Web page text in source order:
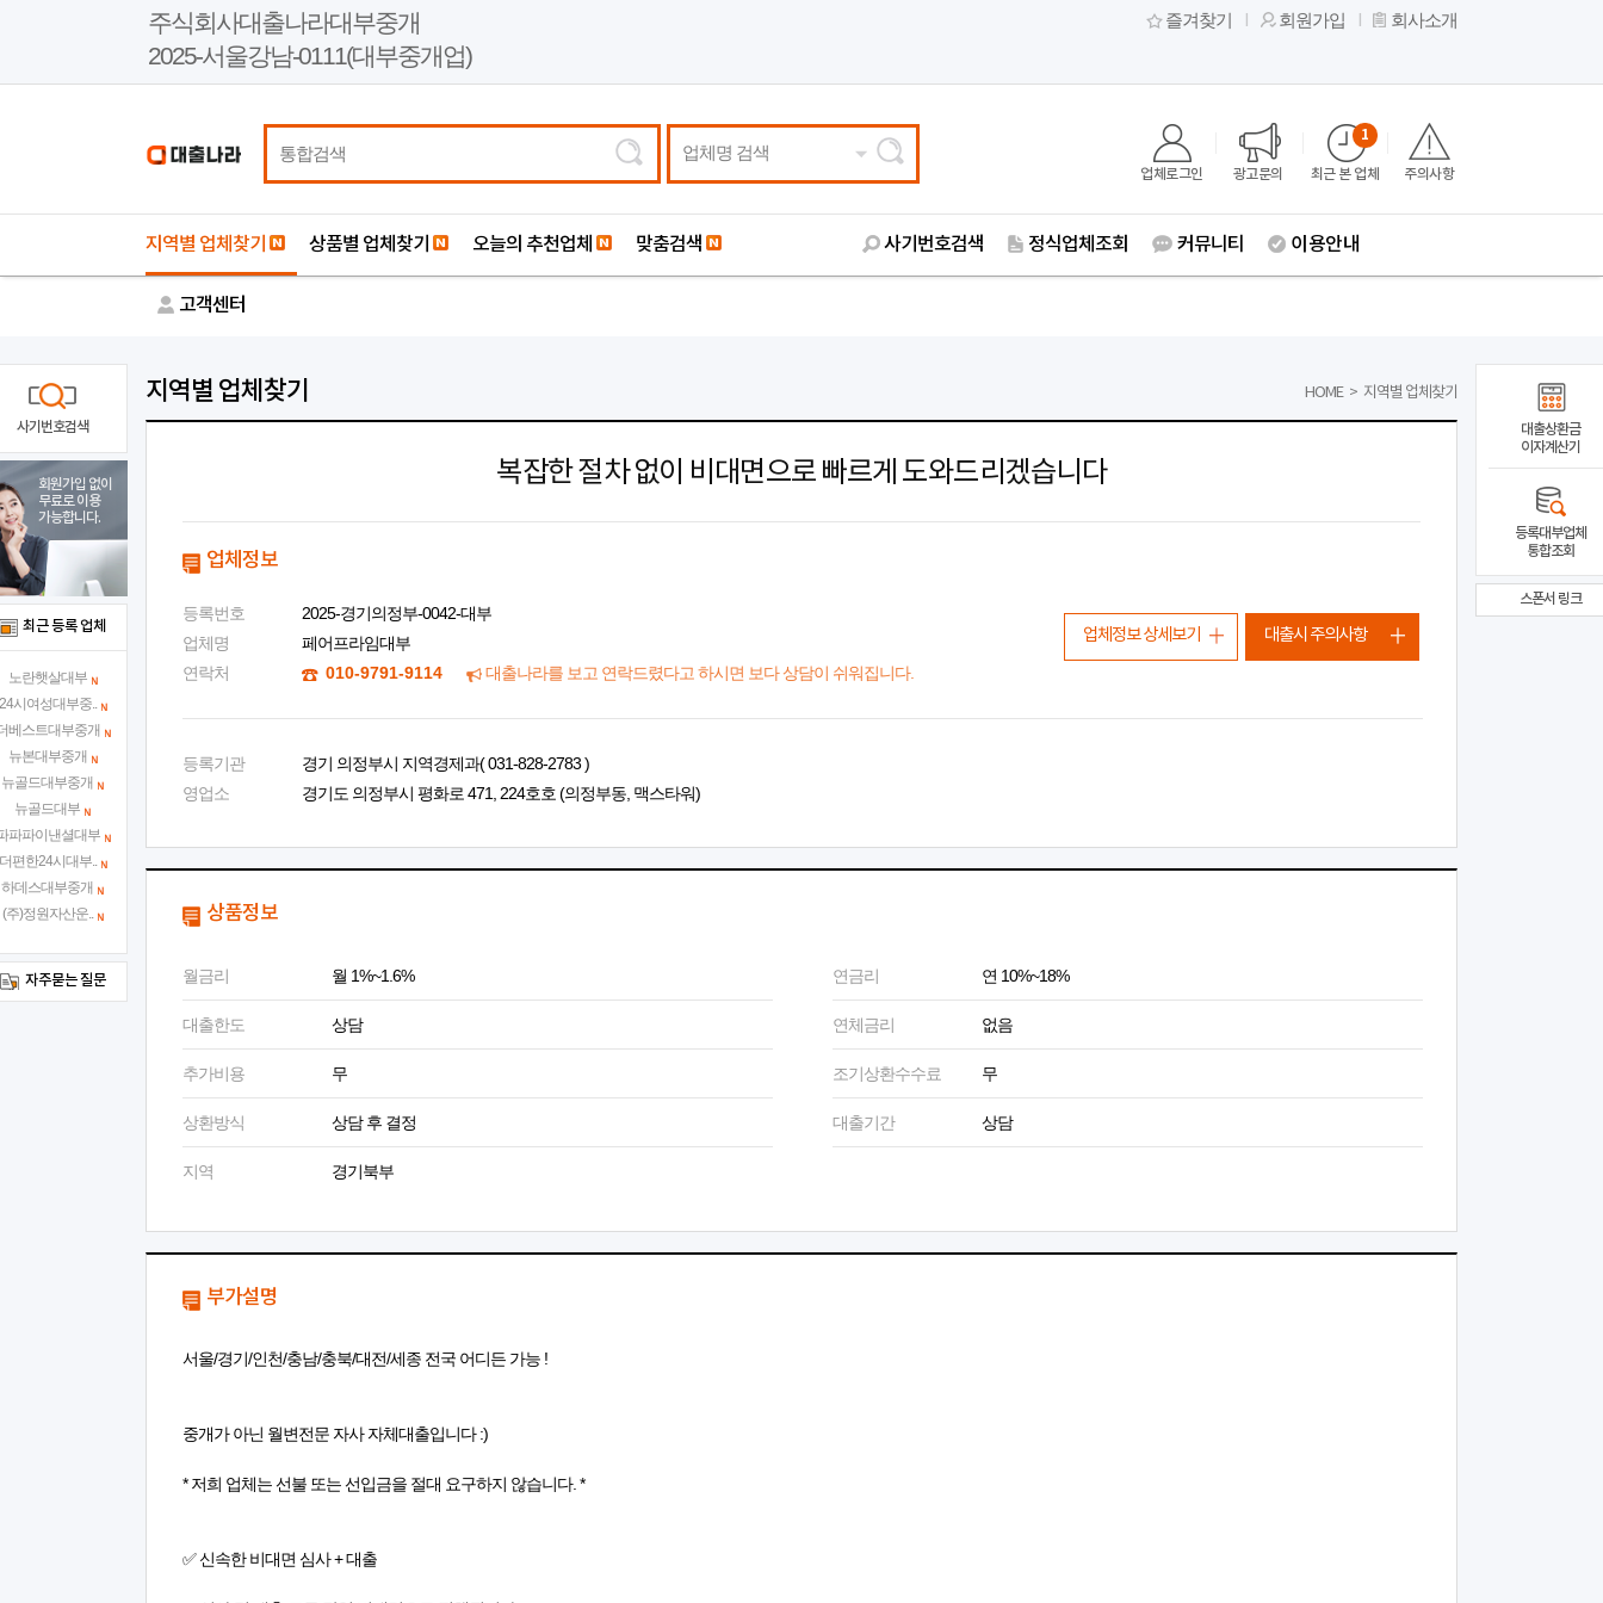
주식회사대출나라대부중개
2025-서울강남-0111(대부중개업)
즐겨찾기 회원가입 회사소개
업체명 검색
업체로그인 광고문의 최근 본 업체
1
주의사항
지역별 업체찾기 상품별 업체찾기 오늘의 추천업체 맞춤검색 사기번호검색 정식업체조회 커뮤니티 이용안내
고객센터
지역별 업체찾기 HOME > 지역별 업체찾기
복잡한 절차 없이 비대면으로 빠르게 도와드리겠습니다
업체정보
등록번호
2025-경기의정부-0042-대부
업체명
페어프라임대부
연락처
010-9791-9114 대출나라를 보고 연락드렸다고 하시면 보다 상담이 쉬워집니다.
등록기관
경기 의정부시 지역경제과( 031-828-2783 )
영업소
경기도 의정부시 평화로 471, 224호호 (의정부동, 맥스타워)
업체정보 상세보기 대출시 주의사항
상품정보
월금리 월 1%~1.6% 연금리 연 10%~18%
대출한도 상담 연체금리 없음
추가비용 무 조기상환수수료 무
상환방식 상담 후 결정 대출기간 상담
지역 경기북부
부가설명
서울/경기/인천/충남/충북/대전/세종 전국 어디든 가능 !
중개가 아닌 월변전문 자사 자체대출입니다 :)
* 저희 업체는 선불 또는 선입금을 절대 요구하지 않습니다. *
✅ 신속한 비대면 심사 + 대출
사기번호검색
회원가입 없이
무료로 이용
가능합니다.
최근 등록 업체
노란햇살대부
시여성대부중..
베스트대부중개
뉴본대부중개
뉴골드대부중개
뉴골드대부
파파이낸셜대부
편한24시대부..
하데스대부중개
(주)정원자산운..
자주묻는 질문
대출상환금
이자계산기
등록대부업체
통합조회
스폰서 링크